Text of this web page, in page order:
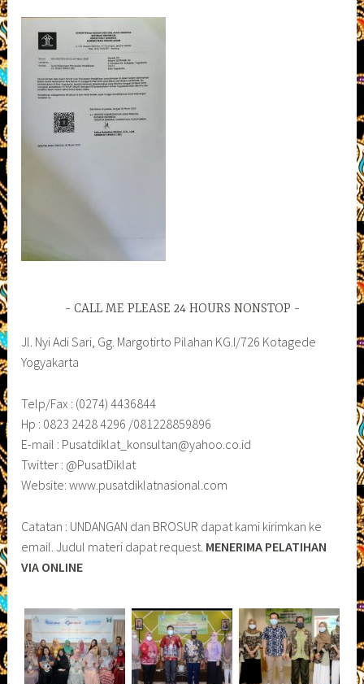
CALL ME PLEASE 24 HOURS NONSTOP
Jl. Nyi Adi Sari, Gg. Margotirto Pilahan KG.I/726 Kotagede
Yogyakarta
Telp/Fax : (0274) 4436844
Hp : 0823 2428 4296 /081228859896
E-mail : Pusatdiklat_konsultan@yahoo.co.id
Twitter : @PusatDiklat
Website: www.pusatdiklatnasional.com
Catatan : UNDANGAN dan BROSUR dapat kami kirimkan ke
email. Judul materi dapat request. MENERIMA PELATIHAN
VIA ONLINE